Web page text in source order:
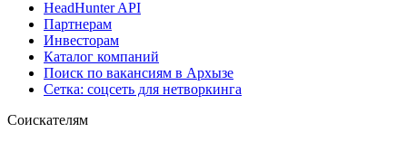
HeadHunter API
Партнерам
Инвесторам
Каталог компаний
Поиск по вакансиям в Архызе
Сетка: соцсеть для нетворкинга
Соискателям